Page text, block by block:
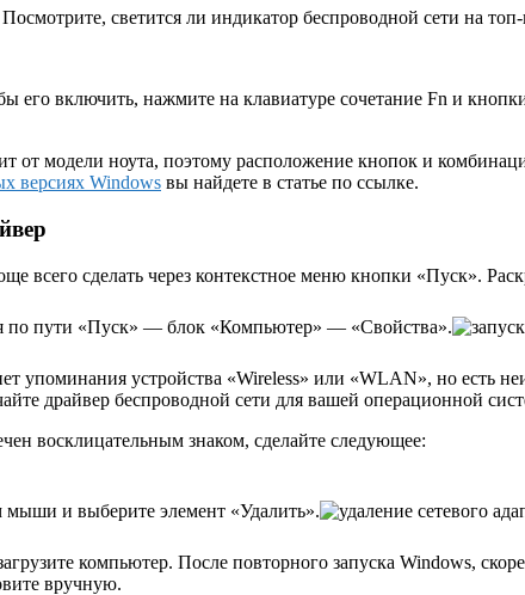
светится ли индикатор беспроводной сети на топ-
его включить, нажмите на клавиатуре сочетание Fn и
от модели ноута, поэтому расположение кнопок и
версиях Windows вы найдете в статье по ссылке.
всего сделать через контекстное меню кнопки «Пуск».
по пути «Пуск» — блок «Компьютер» — «Свойства».
упоминания устройства «Wireless» или «WLAN», но есть
драйвер беспроводной сети для вашей операционной
восклицательным знаком, сделайте следующее:
и выберите элемент «Удалить».
компьютер. После повторного запуска Windows,
вручную.